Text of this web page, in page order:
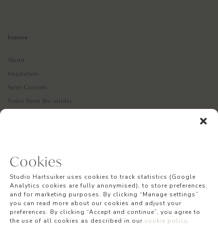
Cookies
Studio Hartsuiker uses cookies to track statistics (Google
Analytics cookies are fully anonymised), to store preferences,
and for marketing purposes. By clicking “Manage settings”
you can read more about our cookies and adjust your
preferences. By clicking “Accept and continue”, you agree to
the use of all cookies as described in our cookie policy.
Explore
About
Inspiration
Semi-Custom
Notes from the studio
Contact the studio
The custom process